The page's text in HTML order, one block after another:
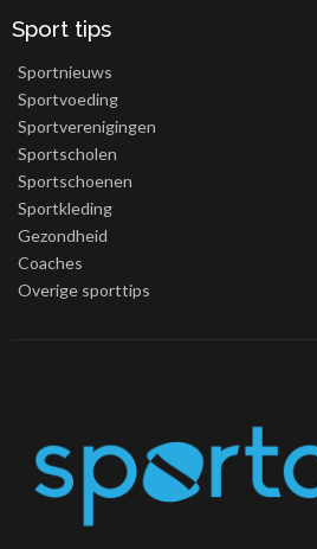
Sport tips
Sportnieuws
Sportvoeding
Sportverenigingen
Sportscholen
Sportschoenen
Sportkleding
Gezondheid
Coaches
Overige sporttips